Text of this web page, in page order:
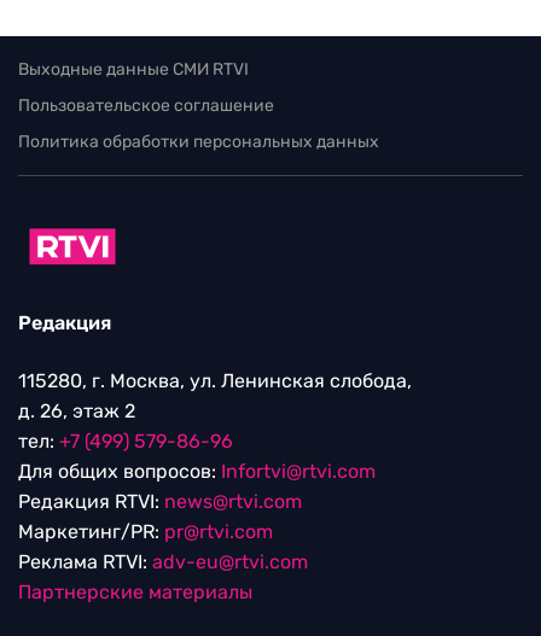
Выходные данные СМИ RTVI
Пользовательское соглашение
Политика обработки персональных данных
Редакция
115280, г. Москва, ул. Ленинская слобода,
д. 26, этаж 2
тел: +7 (499) 579-86-96
Для общих вопросов: Infortvi@rtvi.com
Редакция RTVI: news@rtvi.com
Маркетинг/PR: pr@rtvi.com
Реклама RTVI: adv-eu@rtvi.com
Партнерские материалы